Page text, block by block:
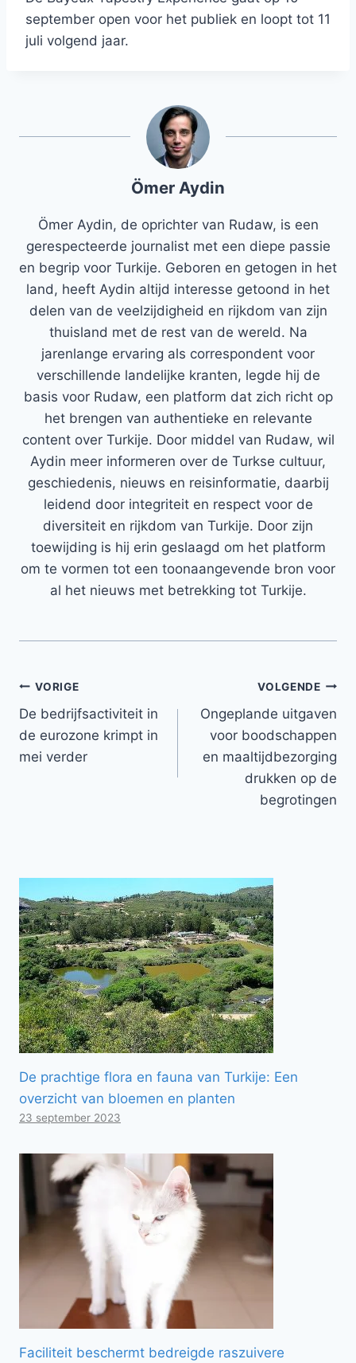
september open voor het publiek en loopt tot 11
juli volgend jaar.
Ömer Aydin
Ömer Aydin, de oprichter van Rudaw, is een
gerespecteerde journalist met een diepe passie
en begrip voor Turkije. Geboren en getogen in het
land, heeft Aydin altijd interesse getoond in het
delen van de veelzijdigheid en rijkdom van zijn
thuisland met de rest van de wereld. Na
jarenlange ervaring als correspondent voor
verschillende landelijke kranten, legde hij de
basis voor Rudaw, een platform dat zich richt op
het brengen van authentieke en relevante
content over Turkije. Door middel van Rudaw, wil
Aydin meer informeren over de Turkse cultuur,
geschiedenis, nieuws en reisinformatie, daarbij
leidend door integriteit en respect voor de
diversiteit en rijkdom van Turkije. Door zijn
toewijding is hij erin geslaagd om het platform
om te vormen tot een toonaangevende bron voor
al het nieuws met betrekking tot Turkije.
Bericht
navigatie
VORIGE
De bedrijfsactiviteit in
de eurozone krimpt in
mei verder
VOLGENDE
Ongeplande uitgaven
voor boodschappen
en maaltijdbezorging
drukken op de
begrotingen
De prachtige flora en fauna van Turkije: Een
overzicht van bloemen en planten
23 september 2023
Faciliteit beschermt bedreigde raszuivere